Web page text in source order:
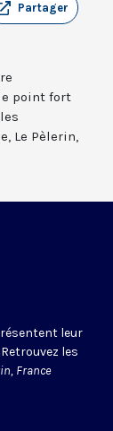
Partager
point fort
Le Pèlerin,
leur
les
France